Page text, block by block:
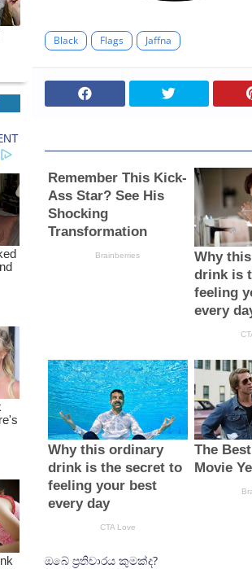
Black Flags Jaffna
ඔබේ ප්‍රතිචාරය කුමක්ද?